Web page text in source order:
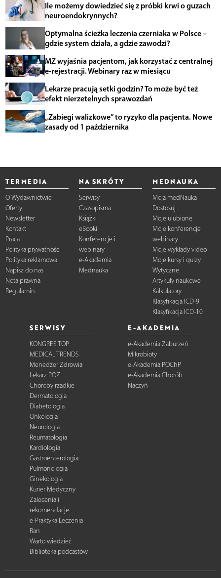
Ile możemy dowiedzieć się z próbki krwi o guzach
neuroendokrynnych?
Optymalna ścieżka leczenia czerniaka w Polsce –
gdzie system działa, a gdzie zawodzi?
MZ wyjaśnia pacjentom, jak korzystać z centralnej
e-rejestracji. Webinary raz w miesiącu
Lekarze pracują setki godzin? To może być też
efekt nierzetelnych sprawozdań
„Zabiegi walizkowe” to ryzyko dla pacjenta. Nowe
zasady od 1 października
TERMEDIA
O Wydawnictwie
Oferty
Newsletter
Kontakt
Praca
Polityka prywatności
Polityka reklamowa
Napisz do nas
Nota prawna
Regulamin
NA SKRÓTY
Serwisy
Czasopisma
Książki
eBooki
Konferencje i
webinary
e-Akademia
Mednauka
MEDNAUKA
Moja medNauka
Dostosuj
Moje ulubione
Moje konferencje i
webinary
Moje wykłady video
Moje kursy i quizy
Wytyczne
Artykuły naukowe
Kalkulatory
Klasyfikacja ICD-9
Klasyfikacja ICD-10
SERWISY
KONGRES TOP
MEDICAL TRENDS
Menedżer Zdrowia
Lekarz POZ
Choroby rzadkie
Dermatologia
Diabetologia
Onkologia
Neurologia
Reumatologia
Kardiologia
Gastroenterologia
Pulmonologia
Ginekologia
Kurier Medyczny
Zalecenia i
rekomendacje
e-Praktyka Leczenia
Ran
Warto wiedzieć
Biblioteka podcastów
E-AKADEMIA
e-Akademia Zaburzeń
Mikrobioty
e-Akademia POChP
e-Akademia Chorób
Naczyń